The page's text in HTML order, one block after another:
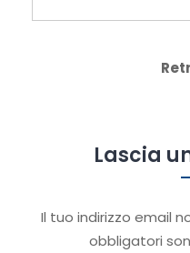
Lascia
Il tuo indirizzo email
obbligatori